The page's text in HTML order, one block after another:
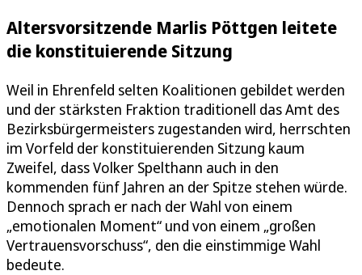
Altersvorsitzende Marlis Pöttgen leitete
die konstituierende Sitzung
Weil in Ehrenfeld selten Koalitionen gebildet werden
und der stärksten Fraktion traditionell das Amt des
Bezirksbürgermeisters zugestanden wird, herrschten
im Vorfeld der konstituierenden Sitzung kaum
Zweifel, dass Volker Spelthann auch in den
kommenden fünf Jahren an der Spitze stehen würde.
Dennoch sprach er nach der Wahl von einem
„emotionalen Moment“ und von einem „großen
Vertrauensvorschuss“, den die einstimmige Wahl
bedeute.